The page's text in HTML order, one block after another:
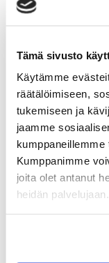
Tämä sivusto
Käytämme
räätälöimiseen,
tukemiseen ja
jaamme
Kumppanimme
joita olet antanut
heidän palvelujaan.